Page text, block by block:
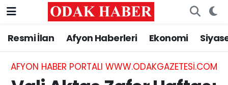
Resmi İlan Afyon Haberleri Ekonomi
AFYON HABER PORTALI WWW.ODAKGAZETESI.COM
AFYONKARAHİSAR HABERLERİ
Resmi İlan
Afyonkarahisar Nöbetçi Eczaneler
Afyonkarahisar Hava Durumu